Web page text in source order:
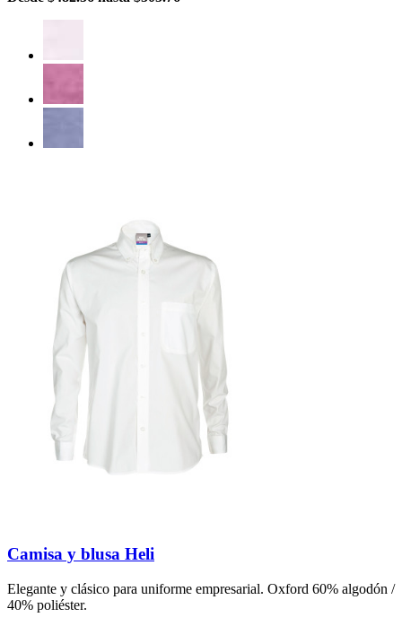
Camisa y blusa Heli
Elegante y clásico para uniforme empresarial. Oxford 60% algodón /
40% poliéster.